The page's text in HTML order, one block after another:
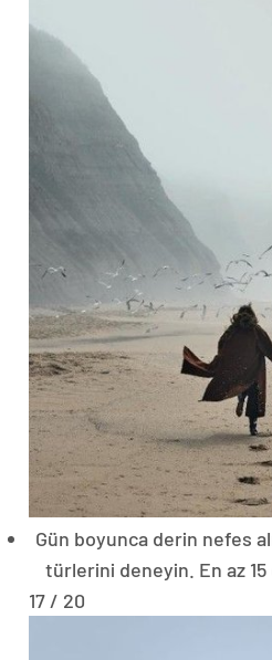
Gün boyunca derin nefes
türlerini deneyin. En az
17 / 20